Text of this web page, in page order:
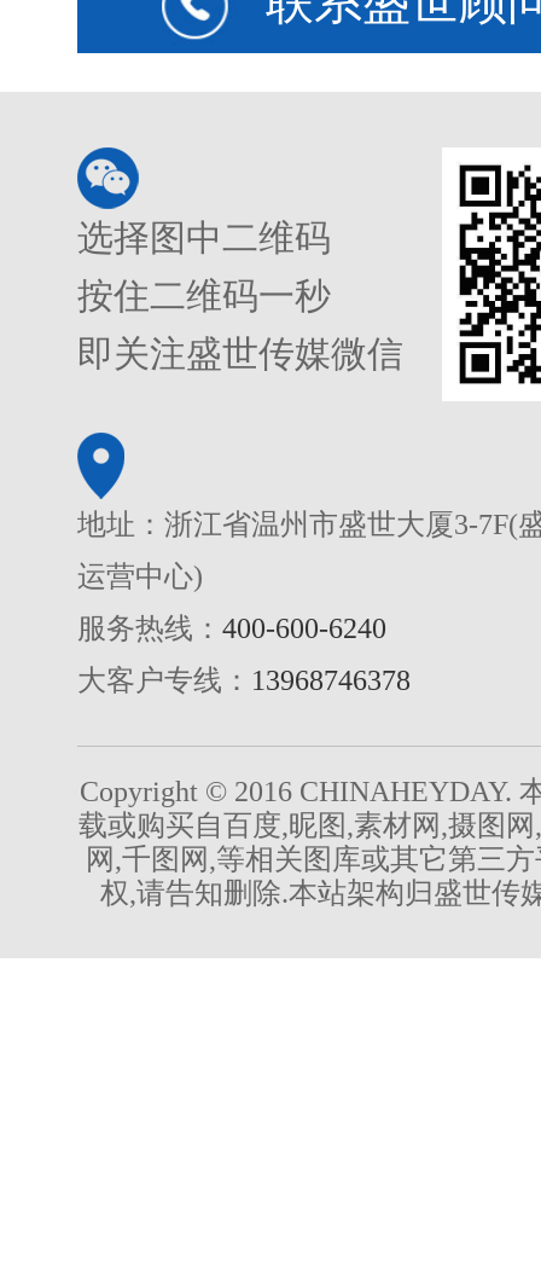
选择图中二维码
按住二维码一秒
即关注盛世传媒微信
地址：浙江省温州市盛世大厦3-7F(
运营中心)
服务热线： 400-600-6240
大客户专线： 13968746378
Copyright © 2016 CHINAHEYDAY.
载或购买自百度,昵图,素材网,摄图
网,千图网,等相关图库或其它第三
权,请告知删除.本站架构归盛世传